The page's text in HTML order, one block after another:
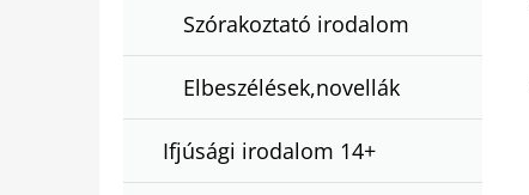
Szórakoztató irodalom
Elbeszélések,novellák
Ifjúsági irodalom 14+